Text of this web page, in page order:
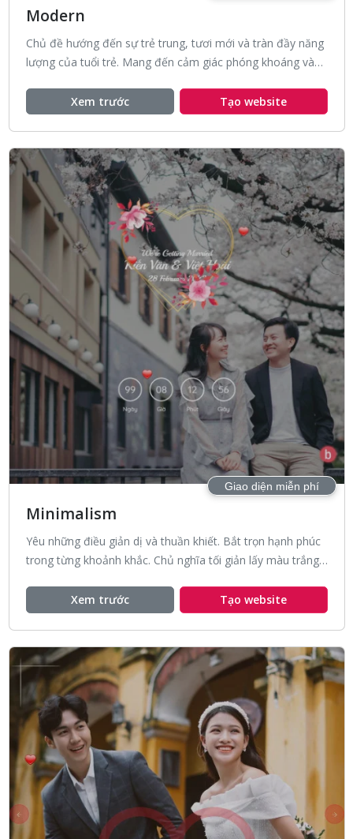
Modern
Chủ đề hướng đến sự trẻ trung, tươi mới và tràn đầy năng
lượng của tuổi trẻ. Mang đến cảm giác phóng khoáng và
Xem trước
Tạo website
Giao diện miễn phí
Minimalism
Yêu những điều giản dị và thuần khiết. Bắt trọn hạnh phúc
trong từng khoảnh khắc. Chủ nghĩa tối giản lấy màu trắng
Xem trước
Tạo website